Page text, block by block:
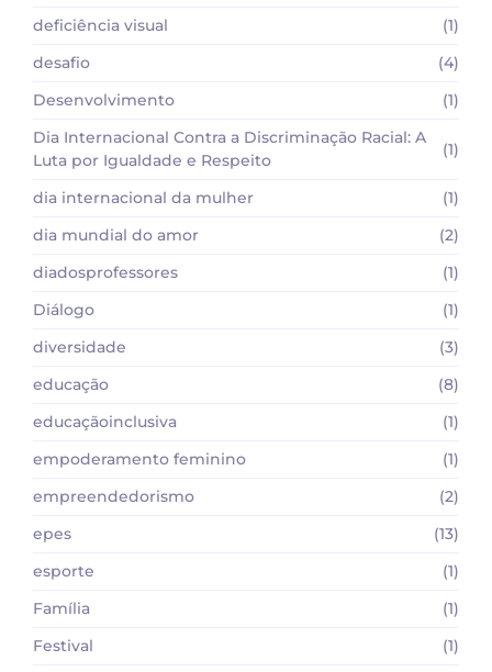
deficiência visual
(1)
desafio
(4)
Desenvolvimento
(1)
Dia Internacional Contra a Discriminação Racial: A
Luta por Igualdade e Respeito
(1)
dia internacional da mulher
(1)
dia mundial do amor
(2)
diadosprofessores
(1)
Diálogo
(1)
diversidade
(3)
educação
(8)
educaçãoinclusiva
(1)
empoderamento feminino
(1)
empreendedorismo
(2)
epes
(13)
esporte
(1)
Família
(1)
Festival
(1)